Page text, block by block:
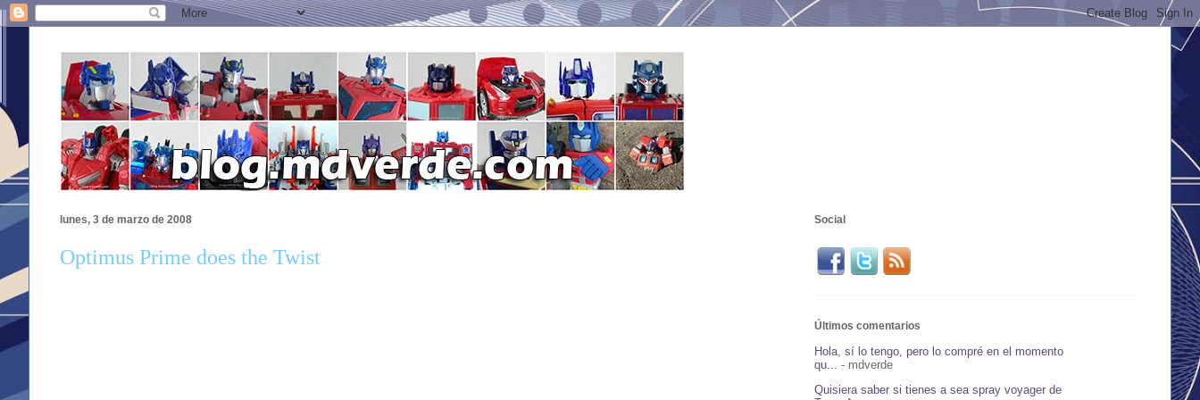
lunes, 3 de marzo de 2008
Optimus Prime does the Twist
Social
Últimos comentarios
Hola, sí lo tengo, pero lo compré en el momento
qu...
- mdverde
Quisiera saber si tienes a sea spray voyager de